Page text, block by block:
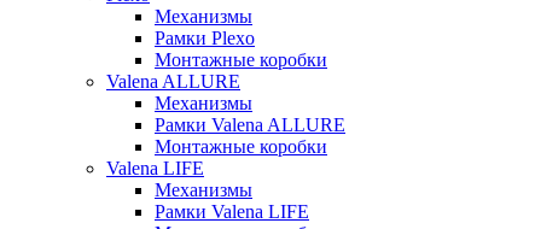
Механизмы
Рамки Plexo
Монтажные коробки
Valena ALLURE
Механизмы
Рамки Valena ALLURE
Монтажные коробки
Valena LIFE
Механизмы
Рамки Valena LIFE